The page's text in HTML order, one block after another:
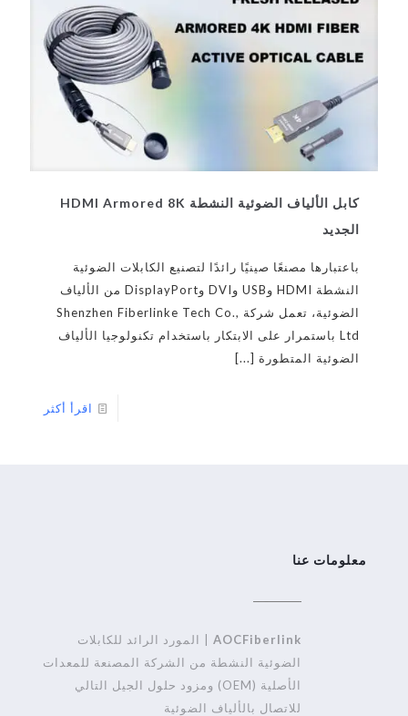
كابل الألياف الضوئية النشطة HDMI Armored 8K
الجديد
باعتبارها مصنعًا صينيًا رائدًا لتصنيع الكابلات الضوئية
النشطة HDMI وUSB وDVI وDisplayPort من الألياف
الضوئية، تعمل شركة Shenzhen Fiberlinke Tech Co.,
Ltd باستمرار على الابتكار باستخدام تكنولوجيا الألياف
الضوئية المتطورة [...]
اقرأ أكثر
معلومات عنا
AOCFiberlink| المورد الرائد للكابلات
الضوئية النشطة من الشركة المصنعة للمعدات
الأصلية (OEM) ومزود حلول الجيل التالي
للاتصال بالألياف الضوئية